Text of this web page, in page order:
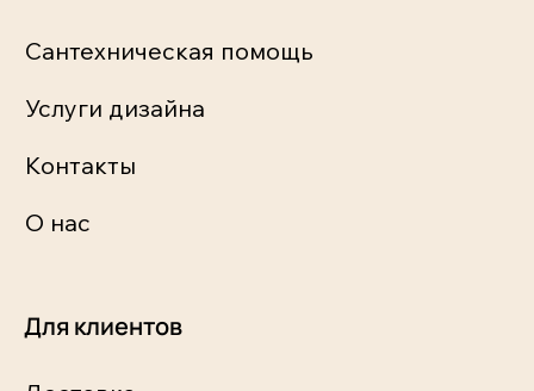
Сантехническая помощь
Услуги дизайна
Контакты
О нас
Для клиентов